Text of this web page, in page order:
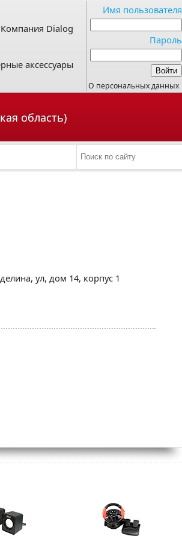
Компания Dialog
аксессуары
Имя пользователя
Пароль
О персональных данных
область)
ул, дом 14, корпус 1